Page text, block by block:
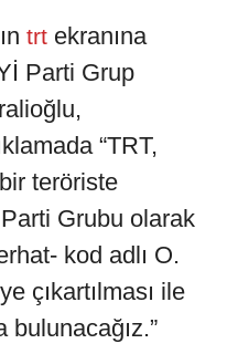
trt ekranına
Parti Grup
“TRT,
teröriste
Grubu olarak
kod adlı O.
çıkartılması ile
bulunacağız.”